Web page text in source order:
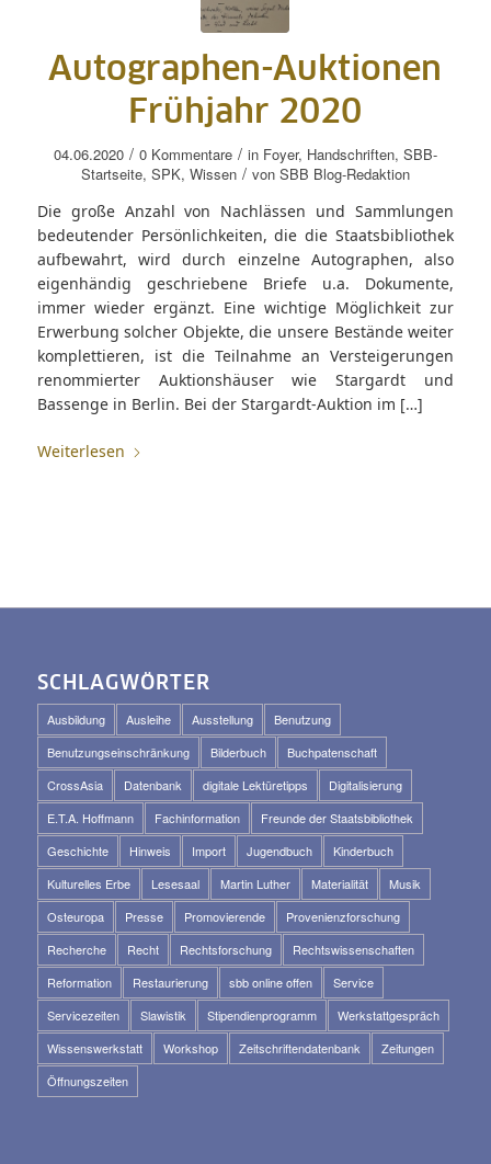
Autographen-Auktionen
Frühjahr 2020
04.06.2020 / 0 Kommentare / in Foyer, Handschriften, SBB-
Startseite, SPK, Wissen / von SBB Blog-Redaktion
Die große Anzahl von Nachlässen und Sammlungen
bedeutender Persönlichkeiten, die die Staatsbibliothek
aufbewahrt, wird durch einzelne Autographen, also
eigenhändig geschriebene Briefe u.a. Dokumente,
immer wieder ergänzt. Eine wichtige Möglichkeit zur
Erwerbung solcher Objekte, die unsere Bestände weiter
komplettieren, ist die Teilnahme an Versteigerungen
renommierter Auktionshäuser wie Stargardt und
Bassenge in Berlin. Bei der Stargardt-Auktion im […]
Weiterlesen
SCHLAGWÖRTER
Ausbildung Ausleihe Ausstellung
Benutzung
Benutzungseinschränkung
Bilderbuch
Buchpatenschaft
CrossAsia
Datenbank digitale Lektüretipps
Digitalisierung
E.T.A. Hoffmann
Fachinformation
Freunde der Staatsbibliothek
Geschichte
Hinweis Import Jugendbuch
Kinderbuch
Kulturelles Erbe
Lesesaal Martin Luther Materialität
Musik
Osteuropa
Presse Promovierende
Provenienzforschung
Recherche
Recht Rechtsforschung
Rechtswissenschaften
Reformation
Restaurierung sbb online offen
Service
Servicezeiten
Slawistik Stipendienprogramm
Werkstattgespräch
Wissenswerkstatt
Workshop Zeitschriftendatenbank
Zeitungen
Öffnungszeiten